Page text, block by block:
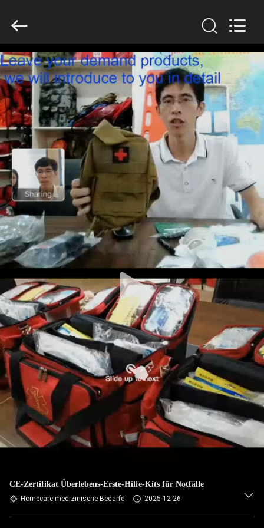
ZU
HAUSE
PRODUKTE
ÜBER
UNS
WERKSBESICHTIGUNG
QUALITÄTSKONTROLLE
KONTAKT
MIT
UNS
NEUIGKEITEN
RECHTSSACHEN
BITTE UM
ANGEBOT
SITEMAP
Ltd..
Rights
CE-Zertifikat Überlebens-Erste-Hilfe-Kits für Notfälle
Homecare-medizinische Bedarfe 2025-12-26